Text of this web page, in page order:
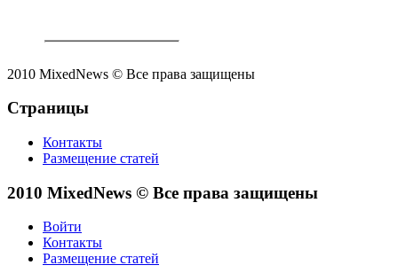
2010 MixedNews © Все права защищены
Страницы
Контакты
Размещение статей
2010 MixedNews © Все права защищены
Войти
Контакты
Размещение статей